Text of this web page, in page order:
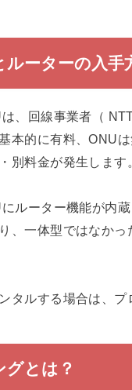
ルーターの入手
、回線事業者（
本的に有料、ONU
別料金が発生します
ルーター機能が内
、一体型ではなか
タルする場合は、
グとは？